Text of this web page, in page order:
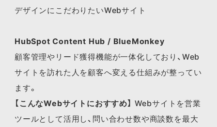
デザインにこだわりたいWebサイト
HubSpot Content Hub / BlueMonkey
顧客管理やリード獲得機能が一体化しており、Web
サイトを訪れた人を顧客へ変える仕組みが整ってい
ます。
【こんなWebサイトにおすすめ】 Webサイトを営業
ツールとして活用し、問い合わせ数や商談数を最大